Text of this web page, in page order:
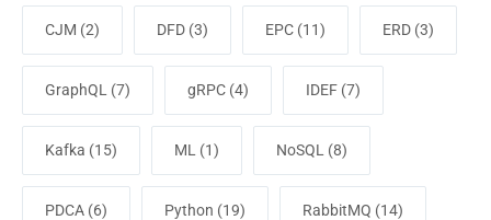
CJM (2) DFD (3) EPC (11) ERD (3)
GraphQL (7) gRPC (4) IDEF (7)
Kafka (15) ML (1) NoSQL (8)
PDCA (6) Python (19) RabbitMQ (14)